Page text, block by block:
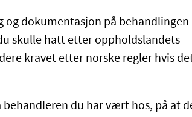
og dokumentasjon på behandlingen
skulle hatt etter oppholdslandets
kravet etter norske regler hvis
du har vært hos, på at